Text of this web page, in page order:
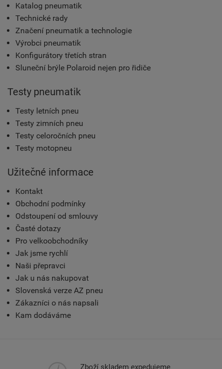
Katalog pneumatik
Technické rady
Značení pneumatik a technologie
Výrobci pneumatik
Konfigurátory třetích stran
Sluneční brýle Polaroid nejen pro řidiče
Testy pneumatik
Testy letních pneu
Testy zimních pneu
Testy celoročních pneu
Testy motopneu
Užitečné informace
Kontakt
Obchodní podmínky
Odstoupení od smlouvy
Časté dotazy
Pro velkoobchodníky
Jak jsme rychlí
Naši přepravci
Jak u nás nakupovat
Slovenská verze AZ pneu
Zákazníci o nás napsali
Kam dodáváme
Zboží skladem expedujeme